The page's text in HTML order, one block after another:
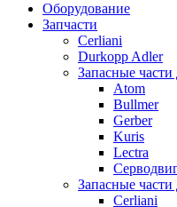
Оборудование
Запчасти
Cerliani
Durkopp Adler
Запасные
Atom
Bullmer
Gerber
Kuris
Lectra
Запасные
Cerliani